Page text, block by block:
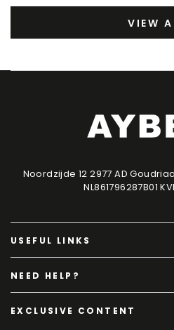
VIEW
Noordzijde 12 2977 AD
NL861796287B01
USEFUL LINKS
NEED HELP?
EXCLUSIVE CONTENT